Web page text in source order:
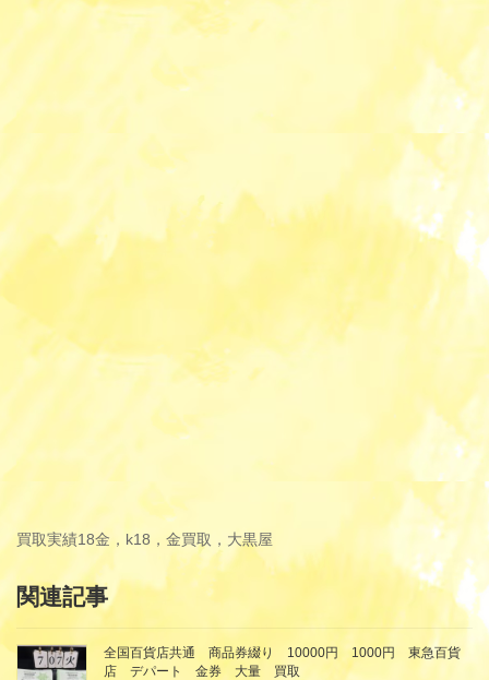
買取実績18金，k18，金買取，大黒屋
関連記事
全国百貨店共通 商品券綴り 10000円 1000円 東急百貨
店 デパート 金券 大量 買取